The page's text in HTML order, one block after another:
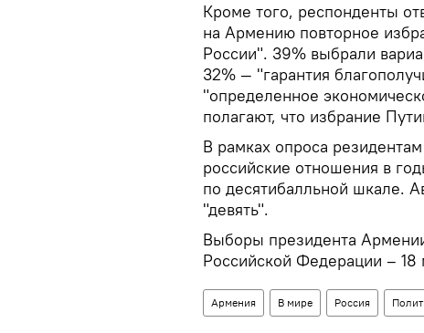
Кроме того, респонденты
на Армению повторное
России". 39% выбрали
32% — "гарантия
"определенное
полагают, что избрание
В рамках опроса
российские отношения в
по десятибалльной шкале.
"девять".
Выборы президента
Российской Федерации – 18
Армения В мире Россия